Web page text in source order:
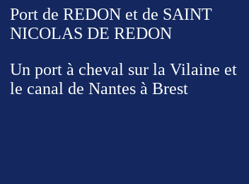
Port de REDON et de SAINT
NICOLAS DE REDON
Un port à cheval sur la Vilaine et
le canal de Nantes à Brest